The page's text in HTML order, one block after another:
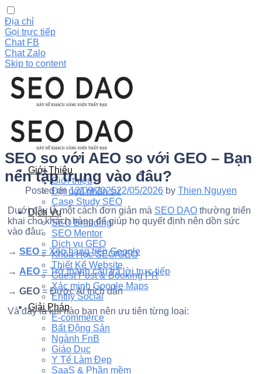
Địa chỉ
Gọi trực tiếp
Chat FB
Chat Zalo
Skip to content
Giới Thiệu
Giới thiệu
Đội ngũ nhân sự
Case Study SEO
Dịch Vụ
SEO Branding
SEO Mentor
Dịch vụ GEO
Khóa Học SEO/GEO
Thiết Kế Website
Guest Post & Booking PR
Xác minh Google Maps
Entity Social
Giải Pháp
E-commerce
Bất Động Sản
Ngành FnB
Giáo Dục
Y Tế Làm Đẹp
SaaS & Phần mềm
SEO so với AEO so với GEO – Bạn
nên tập trung vào đâu?
Posted on12/09/202522/05/2026 by Thien Nguyen
Dưới đây là một cách đơn giản mà SEO DẠO thường triển
khai cho khách hàng để giúp họ quyết định nên dồn sức
vào đâu:
→ SEO = Xếp hạng trên Google
→ AEO = Trở thành câu trả lời trực tiếp
→ GEO = Được AI trích dẫn
Và đây là khi nào bạn nên ưu tiên từng loại: